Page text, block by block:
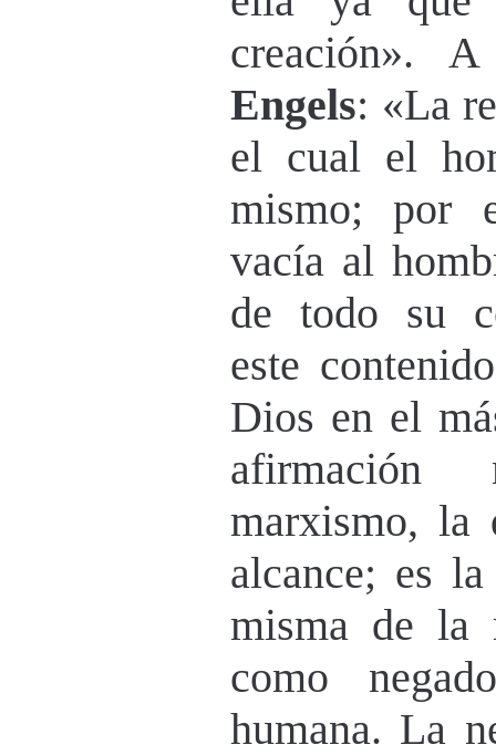
creación».
Engels: «La
el cual el
mismo; por
vacía al
de todo su
este
Dios en el
marxismo, la
alcance; es
misma de la
como
humana. La